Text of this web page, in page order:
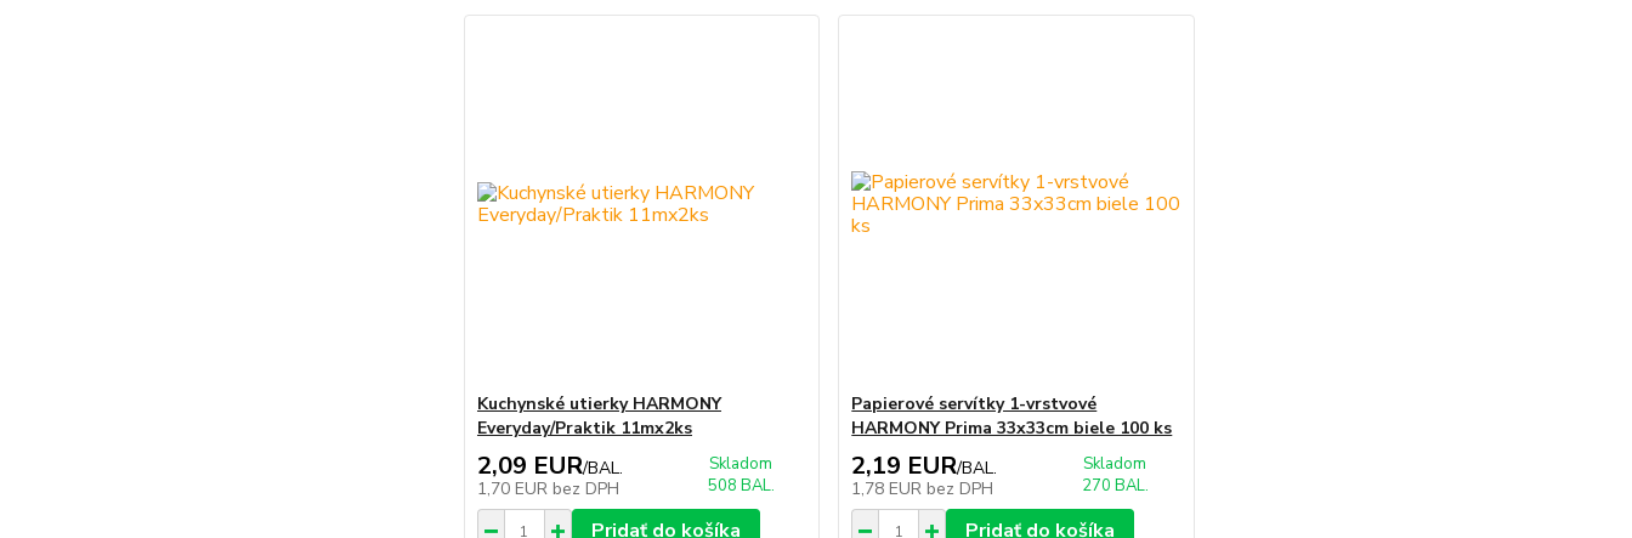
Kuchynské utierky HARMONY
Everyday/Praktik 11mx2ks
2,09 EUR/BAL.
1,70 EUR bez DPH
Skladom
508 BAL.
Pridať do košíka
Papierové servítky 1-vrstvové
HARMONY Prima 33x33cm biele 100 ks
2,19 EUR/BAL.
1,78 EUR bez DPH
Skladom
270 BAL.
Pridať do košíka